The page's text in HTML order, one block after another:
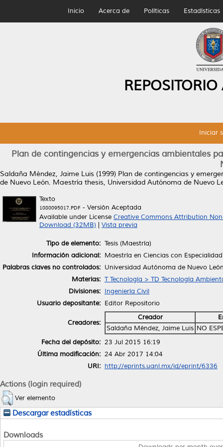
Inicio Acerca de Políticas Estadísticas
Iniciar
Plan de contingencias y emergencias ambientales
Saldaña Méndez, Jaime Luis (1999) Plan de contingencias y
de Nuevo León. Maestría thesis, Universidad Autónoma de Nuevo
Texto
1080095017.PDF - Versión Aceptada
Available under License Creative Commons Attribution
Download (32MB)
Vista previa
Tipo de elemento: Tesis (Maestría)
Información adicional: Maestría en Ciencias con
Palabras claves no controlados: Universidad Autónoma de Nuevo
Materias: T Tecnología > TD Tecnología
Divisiones: Ingeniería Civil
Usuario depositante: Editor Repositorio
Creadores:
Creador
Saldaña Méndez, Jaime Luis NO
Fecha del depósito: 23 Jul 2015 16:19
Última modificación: 24 Abr 2017 14:04
URI: http://eprints.uanl.mx/id/eprint/6336
Actions (login required)
Ver elemento
Descargar estadísticas
Downloads